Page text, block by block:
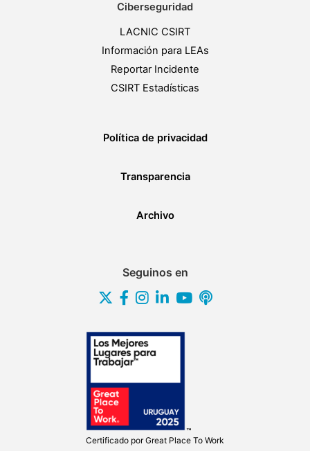
Ciberseguridad
LACNIC CSIRT
Información para LEAs
Reportar Incidente
CSIRT Estadísticas
Política de privacidad
Transparencia
Archivo
Seguinos en
Certificado porGreat Place To Work